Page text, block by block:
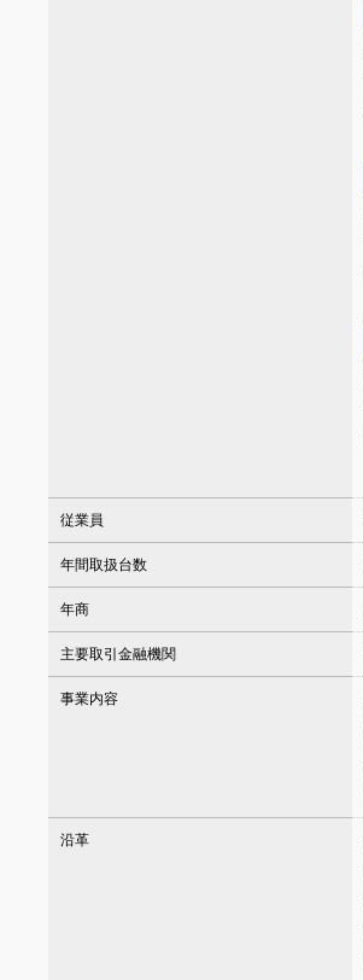
従業員
年間取扱台数
年商
主要取引金融機関
事業内容
沿革